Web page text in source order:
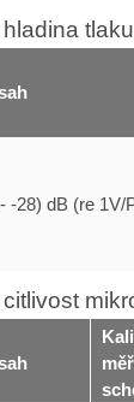
-28) dB (re 1V/